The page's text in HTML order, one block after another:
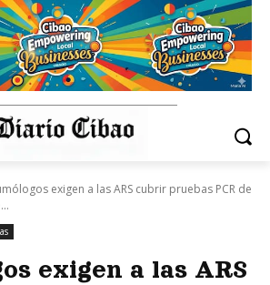
exigen a las ARS cubrir pruebas PCR de
exigen a las ARS